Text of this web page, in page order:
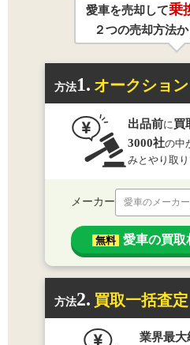
愛車を売却して乗
２つの売却方法
方法1. オークション
出品前に 買
3000社の中
みとやり取り
メーカー 愛車のメーカ
無料 愛車の買取
方法2. 買取一括査定
業界最大